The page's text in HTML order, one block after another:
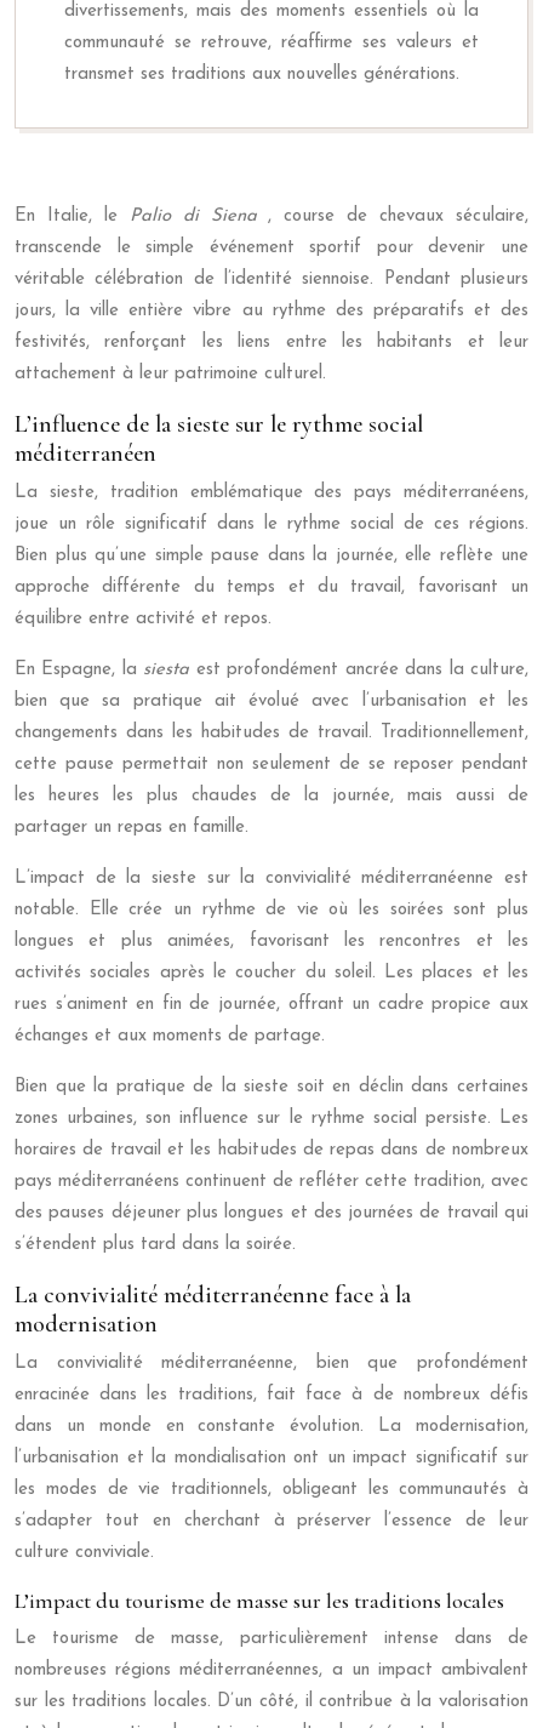
divertissements, mais des moments essentiels où la
communauté se retrouve, réaffirme ses valeurs et
transmet ses traditions aux nouvelles générations.
En Italie, le Palio di Siena , course de chevaux séculaire,
transcende le simple événement sportif pour devenir une
véritable célébration de l’identité siennoise. Pendant plusieurs
jours, la ville entière vibre au rythme des préparatifs et des
festivités, renforçant les liens entre les habitants et leur
attachement à leur patrimoine culturel.
L’influence de la sieste sur le rythme social
méditerranéen
La sieste, tradition emblématique des pays méditerranéens,
joue un rôle significatif dans le rythme social de ces régions.
Bien plus qu’une simple pause dans la journée, elle reflète une
approche différente du temps et du travail, favorisant un
équilibre entre activité et repos.
En Espagne, la siesta est profondément ancrée dans la culture,
bien que sa pratique ait évolué avec l’urbanisation et les
changements dans les habitudes de travail. Traditionnellement,
cette pause permettait non seulement de se reposer pendant
les heures les plus chaudes de la journée, mais aussi de
partager un repas en famille.
L’impact de la sieste sur la convivialité méditerranéenne est
notable. Elle crée un rythme de vie où les soirées sont plus
longues et plus animées, favorisant les rencontres et les
activités sociales après le coucher du soleil. Les places et les
rues s’animent en fin de journée, offrant un cadre propice aux
échanges et aux moments de partage.
Bien que la pratique de la sieste soit en déclin dans certaines
zones urbaines, son influence sur le rythme social persiste. Les
horaires de travail et les habitudes de repas dans de nombreux
pays méditerranéens continuent de refléter cette tradition, avec
des pauses déjeuner plus longues et des journées de travail qui
s’étendent plus tard dans la soirée.
La convivialité méditerranéenne face à la
modernisation
La convivialité méditerranéenne, bien que profondément
enracinée dans les traditions, fait face à de nombreux défis
dans un monde en constante évolution. La modernisation,
l’urbanisation et la mondialisation ont un impact significatif sur
les modes de vie traditionnels, obligeant les communautés à
s’adapter tout en cherchant à préserver l’essence de leur
culture conviviale.
L’impact du tourisme de masse sur les traditions locales
Le tourisme de masse, particulièrement intense dans de
nombreuses régions méditerranéennes, a un impact ambivalent
sur les traditions locales. D’un côté, il contribue à la valorisation